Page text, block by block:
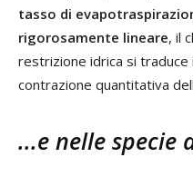
tasso di
rigorosamente lineare, il
restrizione idrica si traduce
contrazione quantitativa
...e nelle specie